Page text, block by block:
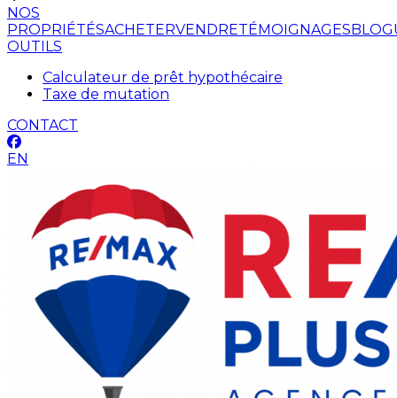
NOS
PROPRIÉTÉSACHETERVENDRETÉMOIGNAGES
OUTILS
Calculateur de prêt hypothécaire
Taxe de mutation
CONTACT
EN